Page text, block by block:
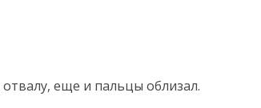
еще и пальцы облизал.